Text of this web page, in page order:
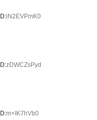
ID:iN2EVPmK0
ID:zDWCZsPyd
ID:m+IK7hVb0